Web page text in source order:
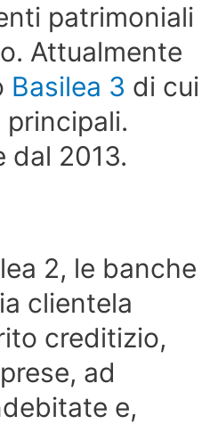
patrimoniali
Attualmente
Basilea 3 di cui
dal 2013.
2, le banche
clientela
creditizio,
ad
e,